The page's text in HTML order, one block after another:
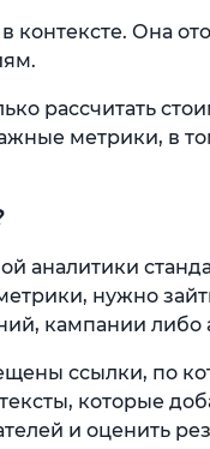
контексте. Она
рассчитать
метрики, в
аналитики
нужно
кампании либо
ссылки, по
которые
и оценить